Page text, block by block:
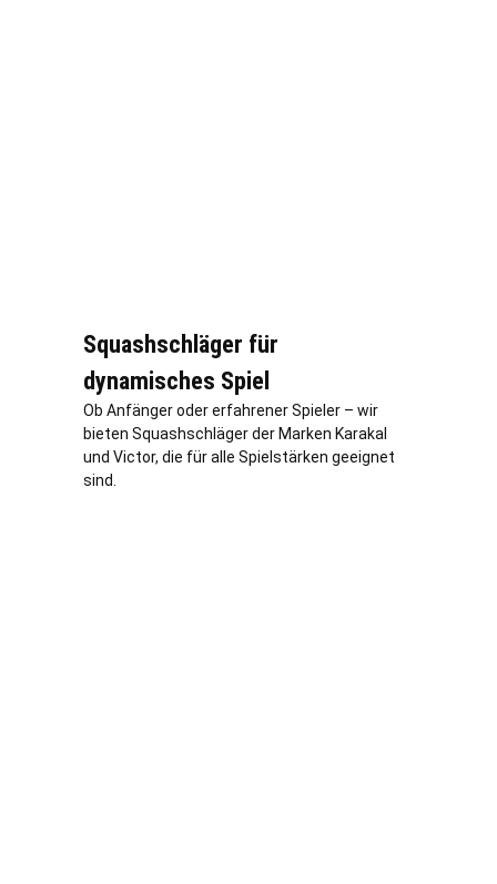
Squashschläger für
dynamisches Spiel
Ob Anfänger oder erfahrener Spieler – wir
bieten Squashschläger der Marken Karakal
und Victor, die für alle Spielstärken geeignet
sind.